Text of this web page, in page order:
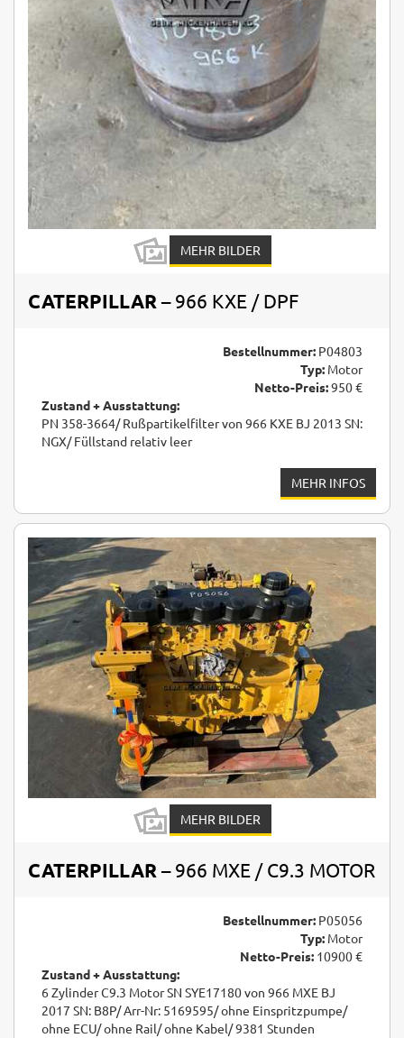
MEHR BILDER
CATERPILLAR – 966 KXE / DPF
Bestellnummer: P04803
Typ: Motor
Netto-Preis:950 €
Zustand + Ausstattung:
PN 358-3664/ Rußpartikelfilter von 966 KXE BJ 2013 SN:
NGX/ Füllstand relativ leer
MEHR INFOS
MEHR BILDER
CATERPILLAR – 966 MXE / C9.3 MOTOR
Bestellnummer: P05056
Typ: Motor
Netto-Preis: 10900 €
Zustand + Ausstattung:
6 Zylinder C9.3 Motor SN SYE17180 von 966 MXE BJ
2017 SN: B8P/ Arr-Nr: 5169595/ ohne Einspritzpumpe/
ohne ECU/ ohne Rail/ ohne Kabel/ 9381 Stunden